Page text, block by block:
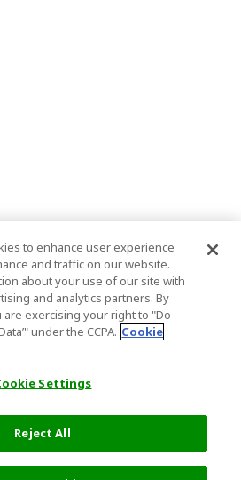
to enhance user experience
and traffic on our website.
about your use of our site with
and analytics partners. By
are exercising your right to "Do
under the CCPA. Cookie
Settings
Reject All